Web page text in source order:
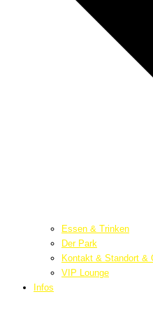
Essen & Trinken
Der Park
Kontakt & Standort &
VIP Lounge
Infos